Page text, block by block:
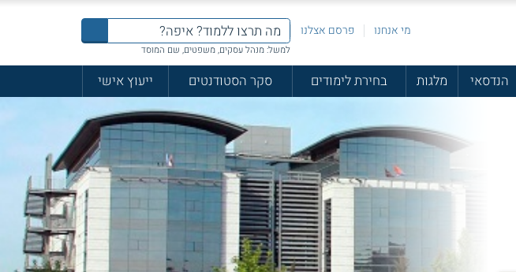
מי אנחנו פרסם אצלנו
למשל: מנהל עסקים, משפטים, שם המוסד
הנדסאי מלגות בחירת לימודים סקר הסטודנטים
ייעוץ אישי